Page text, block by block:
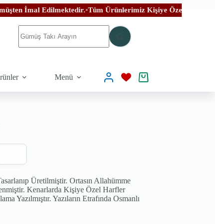
•Tüm Ürünlerimiz Kişiye Özel El İşçiliği İle Özenle
Menü
Üretilmiştir. Ortasın Allahümme
Kenarlarda Kişiye Özel Harfler
Yazılmıştır. Yazıların Etrafında Osmanlı